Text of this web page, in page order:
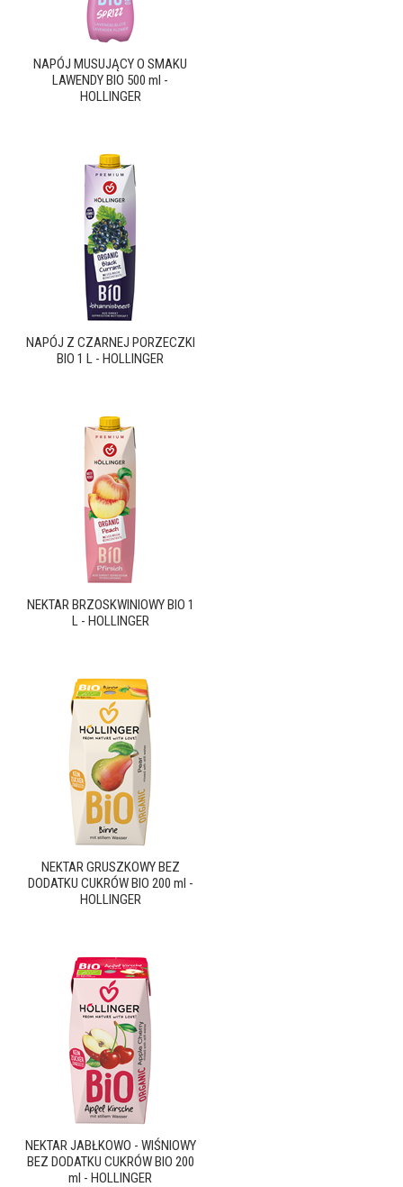
NAPÓJ MUSUJĄCY O SMAKU
LAWENDY BIO 500 ml -
HOLLINGER
NAPÓJ Z CZARNEJ PORZECZKI
BIO 1 L - HOLLINGER
NEKTAR BRZOSKWINIOWY BIO 1
L - HOLLINGER
NEKTAR GRUSZKOWY BEZ
DODATKU CUKRÓW BIO 200 ml -
HOLLINGER
NEKTAR JABŁKOWO - WIŚNIOWY
BEZ DODATKU CUKRÓW BIO 200
ml - HOLLINGER